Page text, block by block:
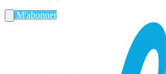
M'abonner